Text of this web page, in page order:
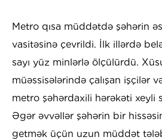
Metro qısa müddətdə şəhərin
vasitəsinə çevrildi. İlk illərdə
sayı yüz minlərlə ölçülürdü.
müəssisələrində çalışan işçilər
metro şəhərdaxili hərəkəti xeyli
Əgər əvvəllər şəhərin bir
getmək üçün uzun müddət